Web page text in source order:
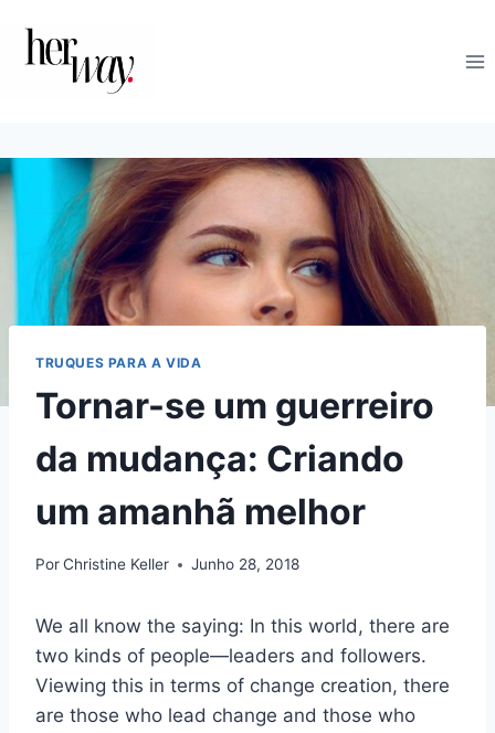
TRUQUES PARA A VIDA
Tornar-se um guerreiro
da mudança: Criando
um amanhã melhor
PorChristine Keller Junho 28, 2018
We all know the saying: In this world, there are
two kinds of people—leaders and followers.
Viewing this in terms of change creation, there
are those who lead change and those who